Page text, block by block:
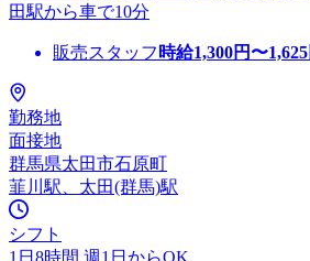
田駅から車で10分
販売スタッフ 時給1,300円〜1,625
勤務地
面接地
群馬県太田市石原町
韮川駅、太田(群馬)駅
シフト
1日8時間 週1日からOK